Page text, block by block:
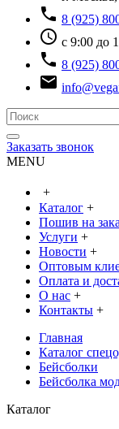
phone 8 (925)
access_time с 9:00 до
phone 8 (925)
email
Заказать звонок
MENU
+
Каталог +
Пошив на
Услуги +
Новости +
Оптовым
Оплата и
О нас +
Контакты +
Главная
Каталог
Бейсболки
Бейсболка
Каталог